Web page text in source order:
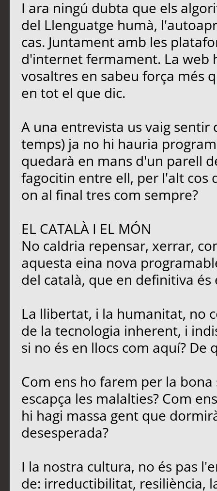
I ara ningú dubta que els
del Llenguatge humà,
cas. Juntament amb les
d'internet fermament. La web
vosaltres en sabeu força més
en tot el que dic.
A una entrevista us vaig
temps) ja no hi hauria
quedarà en mans d'un parell
fagocitin entre ell, per l'alt cos
on al final tres com sempre?
EL CATALÀ I EL MÓN
No caldria repensar, xerrar,
aquesta eina nova
del català, que en definitiva
La llibertat, i la humanitat, no
de la tecnologia inherent, i
si no és en llocs com aquí? De
Com ens ho farem per la
escapça les malalties? Com
hi hagi massa gent que
desesperada?
I la nostra cultura, no és pas
de: irreductibilitat, resiliència,